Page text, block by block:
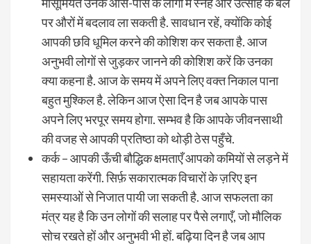
पर औरों में बदलाव ला सकती है. सावधान रहें, क्योंकि कोई
आपकी छवि धूमिल करने की कोशिश कर सकता है. आज
अनुभवी लोगों से जुड़कर जानने की कोशिश करें कि उनका
क्या कहना है. आज के समय में अपने लिए वक्त निकाल पाना
बहुत मुश्किल है. लेकिन आज ऐसा दिन है जब आपके पास
अपने लिए भरपूर समय होगा. सम्भव है कि आपके जीवनसाथी
की वजह से आपकी प्रतिष्ठा को थोड़ी ठेस पहुँचे.
कर्क – आपकी ऊँची बौद्धिक क्षमताएँ आपको कमियों से लड़ने में
सहायता करेंगी. सिर्फ़ सकारात्मक विचारों के ज़रिए इन
समस्याओं से निजात पायी जा सकती है. आज सफलता का
मंत्र यह है कि उन लोगों की सलाह पर पैसे लगाएँ, जो मौलिक
सोच रखते हों और अनुभवी भी हों. बढ़िया दिन है जब आप